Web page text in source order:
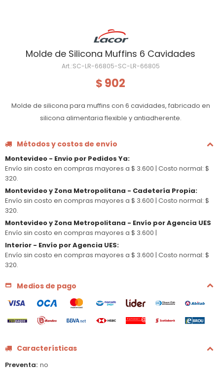
Molde de Silicona Muffins 6 Cavidades
SC-LR-66805-SC-LR-66805
$ 902
Molde de silicona para muffins con 6 cavidades, fabricado en
silicona alimentaria flexible y antiadherente.
Métodos y costos de envío
Montevideo - Envio por Pedidos Ya:
Envío sin costo en compras mayores a $ 3.600 | Costo normal: $
320.
Montevideo y Zona Metropolitana - Cadetería Propia:
Envío sin costo en compras mayores a $ 3.600 | Costo normal: $
320.
Montevideo y Zona Metropolitana - Envío por Agencia UES
Envío sin costo en compras mayores a $ 3.600 |
Interior - Envío por Agencia UES:
Envío sin costo en compras mayores a $ 3.600 | Costo normal: $
320.
Medios de pago
Características
Preventa no